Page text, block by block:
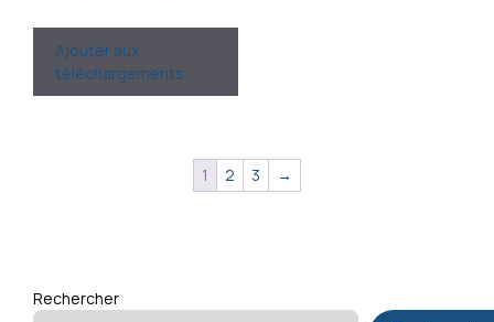
Ajouter aux
téléchargements
1 2 3 →
Rechercher